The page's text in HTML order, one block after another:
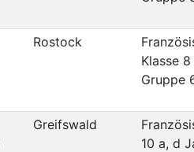
Rostock
Klasse 8
Gruppe
Greifswald
10 a, d